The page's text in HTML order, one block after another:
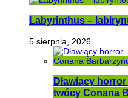
Labyrinthus –
5 sierpnia, 2026
Dławiący
twócy Conana